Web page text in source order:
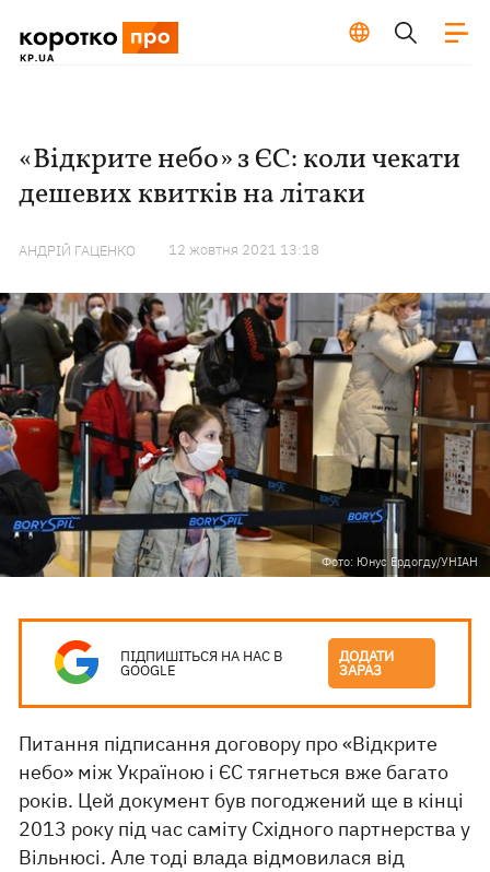
«Відкрите небо» з ЄС: коли чекати
дешевих квитків на літаки
АНДРІЙ ГАЦЕНКО 12 жовтня 2021 13:18
Фото: Юнус Ердогду/УНІАН
ПІДПИШІТЬСЯ НА НАС В
GOOGLE
ДОДАТИ
ЗАРАЗ
Питання підписання договору про «Відкрите
небо» між Україною і ЄС тягнеться вже багато
років. Цей документ був погоджений ще в кінці
2013 року під час саміту Східного партнерства у
Вільнюсі. Але тоді влада відмовилася від